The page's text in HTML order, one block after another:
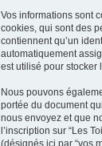
Vos informations sont
cookies, qui sont des
contiennent qu’un
automatiquement
est utilisé pour stocker
Nous pouvons
portée du document
nous envoyez et que
l’inscription sur “Les
(désignés ici par “vos